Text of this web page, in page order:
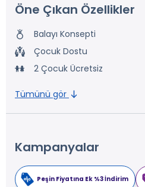
Öne Çıkan Özellikler
Balayı Konsepti
Çocuk Dostu
2 Çocuk Ücretsiz
Tümünü gör
Kampanyalar
Peşin Fiyatına Ek %3 İndirim